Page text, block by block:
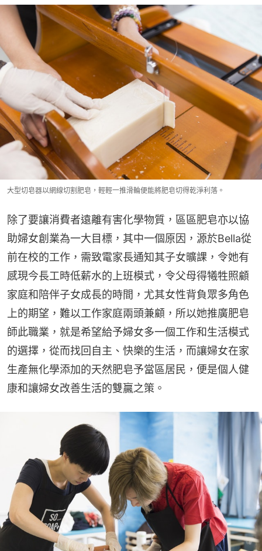
大型切皂器以網線切割肥皂，輕輕一推滑輪便能將肥皂切得乾淨利落。
除了要讓消費者遠離有害化學物質，區區肥皂亦以協
助婦女創業為一大目標，其中一個原因，源於Bella從
前在校的工作，需致電家長通知其子女曠課，令她有
感現今長工時低薪水的上班模式，令父母得犧牲照顧
家庭和陪伴子女成長的時間，尤其女性背負眾多角色
上的期望，難以工作家庭兩頭兼顧，所以她推廣肥皂
師此職業，就是希望給予婦女多一個工作和生活模式
的選擇，從而找回自主、快樂的生活，而讓婦女在家
生產無化學添加的天然肥皂予當區居民，便是個人健
康和讓婦女改善生活的雙贏之策。